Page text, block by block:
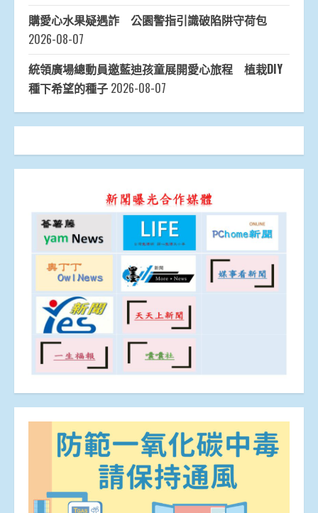
購愛心水果疑遇詐 公園警指引識破陷阱守荷包
2026-08-07
統領廣場總動員邀藍迪孩童展開愛心旅程 植栽DIY
種下希望的種子 2026-08-07